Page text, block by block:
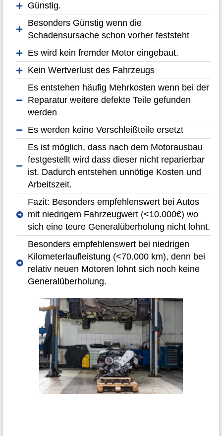
Günstig.
Besonders Günstig wenn die
Schadensursache schon vorher feststeht
Es wird kein fremder Motor eingebaut.
Kein Wertverlust des Fahrzeugs
Es entstehen häufig Mehrkosten wenn bei der
Reparatur weitere defekte Teile gefunden
werden
Es werden keine Verschleißteile ersetzt
Es ist möglich, dass nach dem Motorausbau
festgestellt wird dass dieser nicht reparierbar
ist. Dadurch entstehen unnötige Kosten und
Arbeitszeit.
Fazit: Besonders empfehlenswert bei Autos
mit niedrigem Fahrzeugwert (<10.000€) wo
sich eine teure Generalüberholung nicht lohnt.
Besonders empfehlenswert bei niedrigen
Kilometerlaufleistung (<70.000 km), denn bei
relativ neuen Motoren lohnt sich noch keine
Generalüberholung.